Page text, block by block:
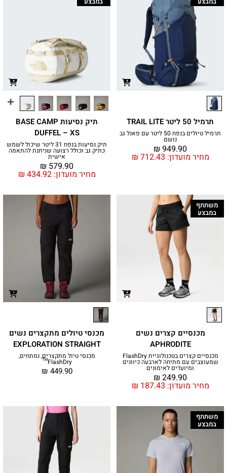
תרמיל 50 ליטר TRAIL LITE
תרמיל טיולים בנפח 50 ליטר עם פאנל גב
נושם
מחיר מועדון: ₪ 712.43
₪ 949.90
תיק נסיעות BASE CAMP
DUFFEL – XS
תיק נסיעות בנפח 31 ליטר שיכול לשמש
כתיק גב וכולל רצועה שניתנת להתאמה
אישית
מחיר מועדון: ₪ 434.92
₪ 579.90
משתתף
במבצע
מכנסיים קצרים נשים
APHRODITE
מכנסיים קצרים בטכנולוגיית FlashDry
שמעוצבים עם מתיחה לארבעה כיוונים
ומיועדים לאימונים
מחיר מועדון: ₪ 187.43
₪ 249.90
מכנסי טיולים מתקצרים נשים
EXPLORATION STRAIGHT
מכנסי טיול מתקצרים, נמתחים,
FlashDry™
₪ 449.90
משתתף
במבצע